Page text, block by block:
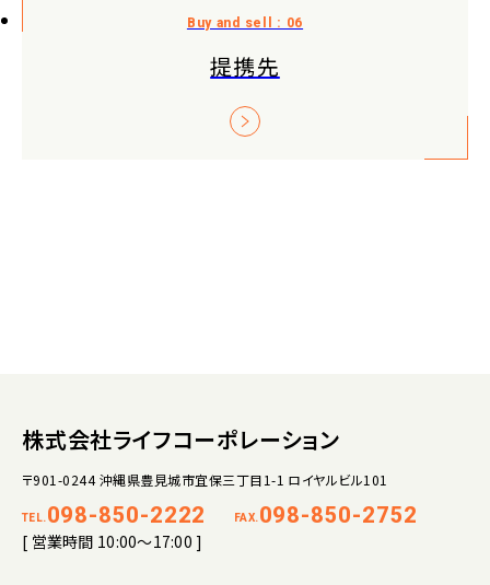
提携先
株式会社ライフコーポレーション
〒901-0244 沖縄県豊見城市宜保三丁目1-1 ロイヤルビル101
TEL. 098-850-2222 FAX. 098-850-2752
[ 営業時間 10:00～17:00 ]